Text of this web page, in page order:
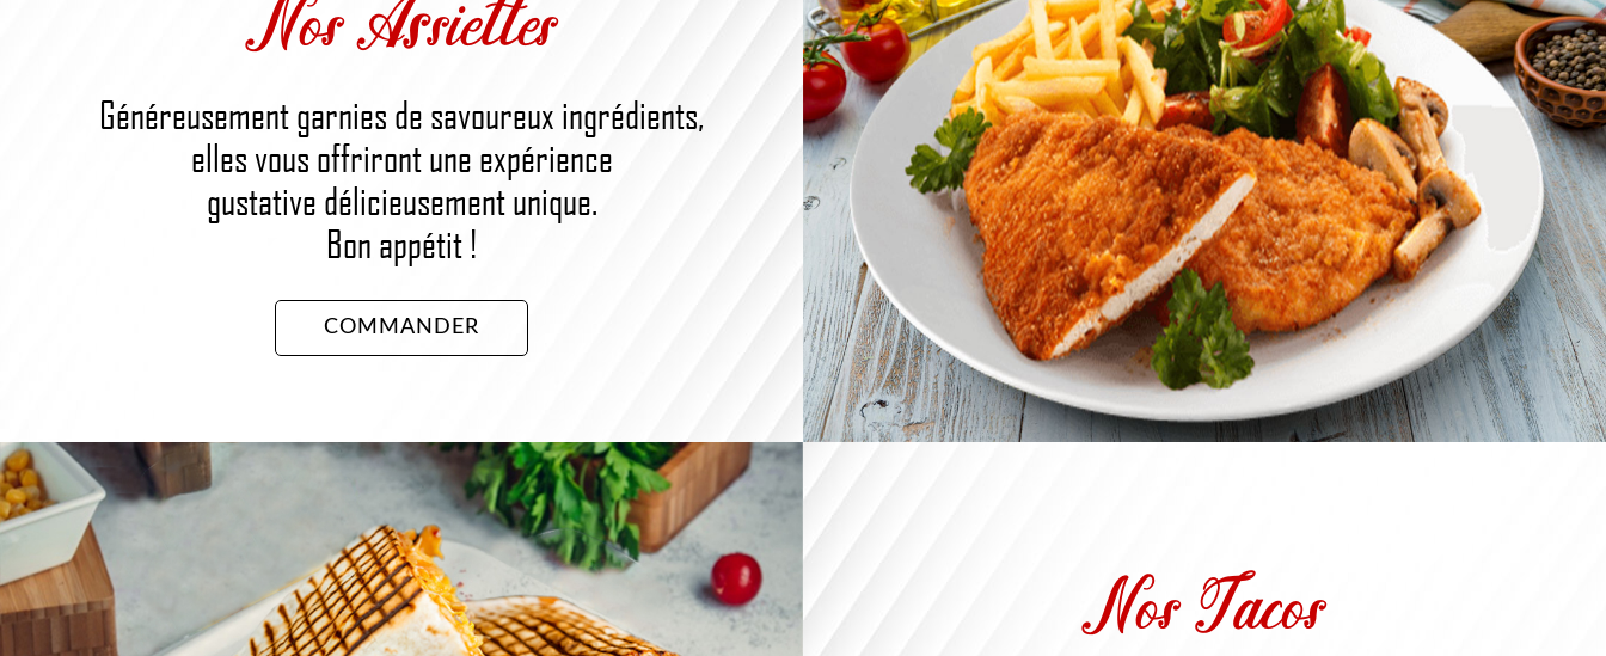
Nos Assiettes
Généreusement garnies de savoureux ingrédients,
elles vous offriront une expérience
gustative délicieusement unique.
Bon appétit !
COMMANDER
Nos Tacos